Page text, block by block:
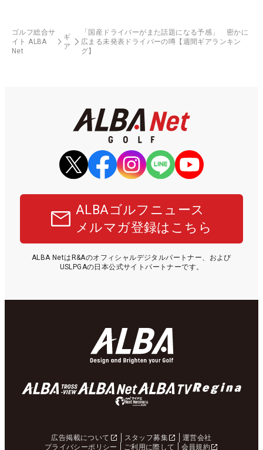
ゴルフ総合サ
イト ALBA
Net
ギ
ア
「国産ドライバーがまた話題になる予感」 密かに
広まる未発表ドライバーの噂【週間ギアランキン
グ】
ALBAゴルフニュース
メルマガ登録はこちら
ALBA NetはR&Aのオフィシャルデジタルパートナー、および
USLPGAの日本公式サイトパートナーです。
広告掲載について スタッフ募集
運営会社
プライバシーポリシー
ご利用に際して 会員規約